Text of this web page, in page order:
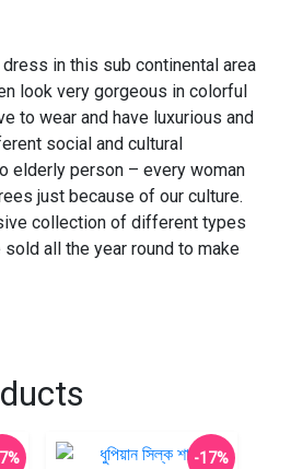
in this sub continental area
look very gorgeous in colorful
to wear and have luxurious and
social and cultural
elderly person – every woman
just because of our culture.
collection of different types
all the year round to make
-17%